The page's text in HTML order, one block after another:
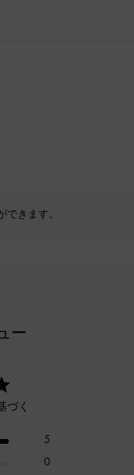
きます。
ー
づく
5
0